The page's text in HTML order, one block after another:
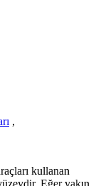
,
kullanan